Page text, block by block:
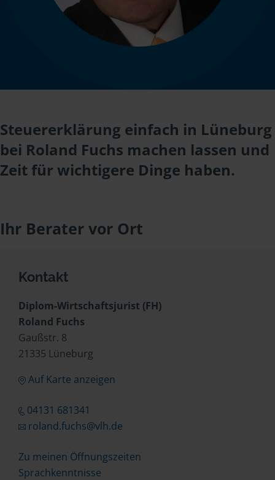
Steuererklärung einfach in Lüneburg
bei Roland Fuchs machen lassen und
Zeit für wichtigere Dinge haben.
Ihr Berater vor Ort
Kontakt
Diplom-Wirtschaftsjurist (FH)
Roland Fuchs
Gaußstr. 8
21335 Lüneburg
Auf Karte anzeigen
04131 681341
roland.fuchs@vlh.de
Zu meinen Öffnungszeiten
Sprachkenntnisse